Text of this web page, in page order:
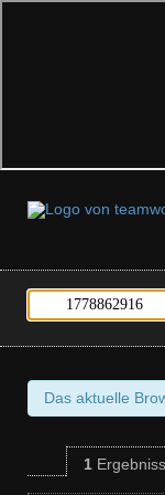
Das aktuelle
1